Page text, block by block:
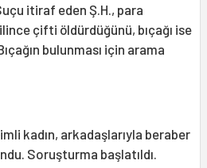
itiraf eden Ş.H., para
çifti öldürdüğünü, bıçağı ise
bulunması için arama
kadın, arkadaşlarıyla beraber
Soruşturma başlatıldı.